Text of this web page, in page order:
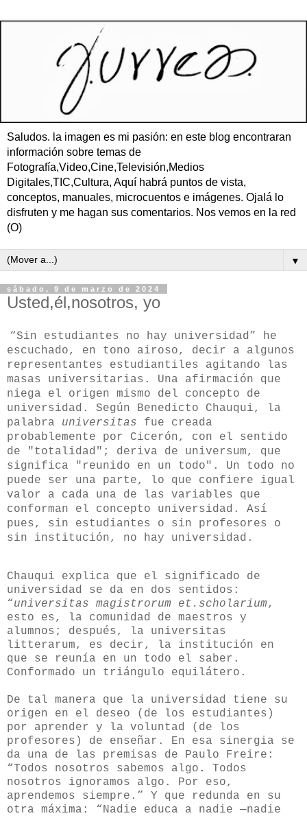
Saludos. la imagen es mi pasión: en este blog encontraran
información sobre temas de
Fotografía,Video,Cine,Televisión,Medios
Digitales,TIC,Cultura, Aquí habrá puntos de vista,
conceptos, manuales, microcuentos e imágenes. Ojalá lo
disfruten y me hagan sus comentarios. Nos vemos en la red
(O)
▼
sábado, 9 de marzo de 2024
Usted,él,nosotros, yo
“Sin estudiantes no hay universidad” he
escuchado, en tono airoso, decir a algunos
representantes estudiantiles agitando las
masas universitarias. Una afirmación que
niega el origen mismo del concepto de
universidad. Según Benedicto Chauqui, la
palabra universitas fue creada
probablemente por Cicerón, con el sentido
de "totalidad"; deriva de universum, que
significa "reunido en un todo". Un todo no
puede ser una parte, lo que confiere igual
valor a cada una de las variables que
conforman el concepto universidad. Así
pues, sin estudiantes o sin profesores o
sin institución, no hay universidad.
Chauqui explica que el significado de
universidad se da en dos sentidos:
“universitas magistrorum et.scholarium,
esto es, la comunidad de maestros y
alumnos; después, la universitas
litterarum, es decir, la institución en
que se reunía en un todo el saber.
Conformado un triángulo equilátero.
De tal manera que la universidad tiene su
origen en el deseo (de los estudiantes)
por aprender y la voluntad (de los
profesores) de enseñar. En esa sinergia se
da una de las premisas de Paulo Freire:
“Todos nosotros sabemos algo .
Todos
nosotros ignoramos algo. Por eso,
aprendemos siempre.” Y que redunda en su
otra máxima: “Nadie educa a nadie —nadie